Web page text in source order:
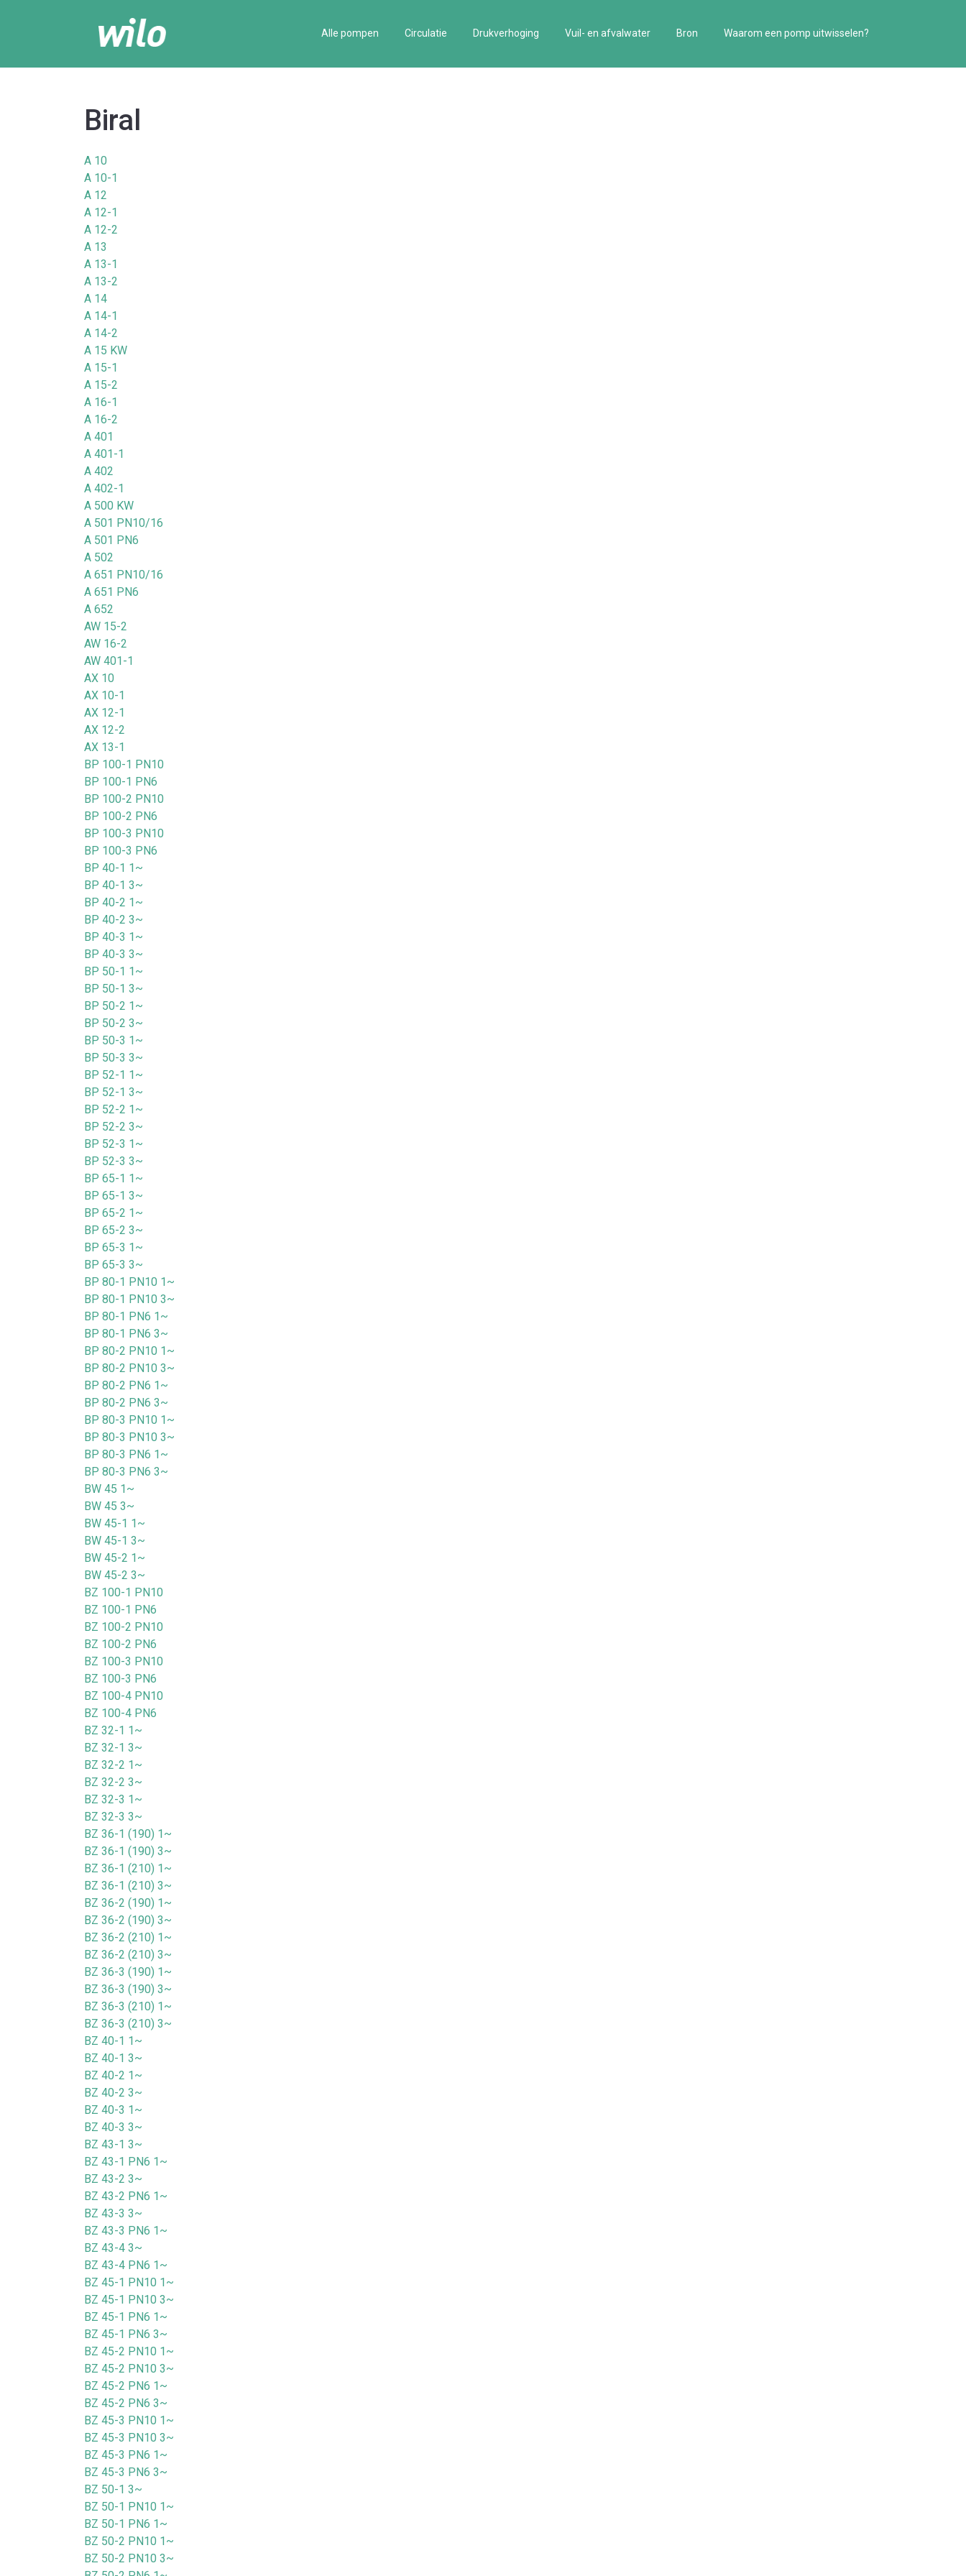
Alle pompen Circulatie Drukverhoging Vuil- en afvalwater Bron Waarom een pomp uitwisselen?
Biral
A 10
A 10-1
A 12
A 12-1
A 12-2
A 13
A 13-1
A 13-2
A 14
A 14-1
A 14-2
A 15 KW
A 15-1
A 15-2
A 16-1
A 16-2
A 401
A 401-1
A 402
A 402-1
A 500 KW
A 501 PN10/16
A 501 PN6
A 502
A 651 PN10/16
A 651 PN6
A 652
AW 15-2
AW 16-2
AW 401-1
AX 10
AX 10-1
AX 12-1
AX 12-2
AX 13-1
BP 100-1 PN10
BP 100-1 PN6
BP 100-2 PN10
BP 100-2 PN6
BP 100-3 PN10
BP 100-3 PN6
BP 40-1 1~
BP 40-1 3~
BP 40-2 1~
BP 40-2 3~
BP 40-3 1~
BP 40-3 3~
BP 50-1 1~
BP 50-1 3~
BP 50-2 1~
BP 50-2 3~
BP 50-3 1~
BP 50-3 3~
BP 52-1 1~
BP 52-1 3~
BP 52-2 1~
BP 52-2 3~
BP 52-3 1~
BP 52-3 3~
BP 65-1 1~
BP 65-1 3~
BP 65-2 1~
BP 65-2 3~
BP 65-3 1~
BP 65-3 3~
BP 80-1 PN10 1~
BP 80-1 PN10 3~
BP 80-1 PN6 1~
BP 80-1 PN6 3~
BP 80-2 PN10 1~
BP 80-2 PN10 3~
BP 80-2 PN6 1~
BP 80-2 PN6 3~
BP 80-3 PN10 1~
BP 80-3 PN10 3~
BP 80-3 PN6 1~
BP 80-3 PN6 3~
BW 45 1~
BW 45 3~
BW 45-1 1~
BW 45-1 3~
BW 45-2 1~
BW 45-2 3~
BZ 100-1 PN10
BZ 100-1 PN6
BZ 100-2 PN10
BZ 100-2 PN6
BZ 100-3 PN10
BZ 100-3 PN6
BZ 100-4 PN10
BZ 100-4 PN6
BZ 32-1 1~
BZ 32-1 3~
BZ 32-2 1~
BZ 32-2 3~
BZ 32-3 1~
BZ 32-3 3~
BZ 36-1 (190) 1~
BZ 36-1 (190) 3~
BZ 36-1 (210) 1~
BZ 36-1 (210) 3~
BZ 36-2 (190) 1~
BZ 36-2 (190) 3~
BZ 36-2 (210) 1~
BZ 36-2 (210) 3~
BZ 36-3 (190) 1~
BZ 36-3 (190) 3~
BZ 36-3 (210) 1~
BZ 36-3 (210) 3~
BZ 40-1 1~
BZ 40-1 3~
BZ 40-2 1~
BZ 40-2 3~
BZ 40-3 1~
BZ 40-3 3~
BZ 43-1 3~
BZ 43-1 PN6 1~
BZ 43-2 3~
BZ 43-2 PN6 1~
BZ 43-3 3~
BZ 43-3 PN6 1~
BZ 43-4 3~
BZ 43-4 PN6 1~
BZ 45-1 PN10 1~
BZ 45-1 PN10 3~
BZ 45-1 PN6 1~
BZ 45-1 PN6 3~
BZ 45-2 PN10 1~
BZ 45-2 PN10 3~
BZ 45-2 PN6 1~
BZ 45-2 PN6 3~
BZ 45-3 PN10 1~
BZ 45-3 PN10 3~
BZ 45-3 PN6 1~
BZ 45-3 PN6 3~
BZ 50-1 3~
BZ 50-1 PN10 1~
BZ 50-1 PN6 1~
BZ 50-2 PN10 1~
BZ 50-2 PN10 3~